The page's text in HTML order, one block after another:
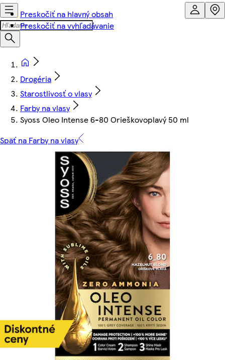
Preskočiť na hlavný obsah
Preskočiť na vyhľadávanie
Drogéria
Starostlivosť o vlasy
Farby na vlasy
Syoss Oleo Intense 6-80 Orieškovoplavý 50 ml
Späť na Farby na vlasy